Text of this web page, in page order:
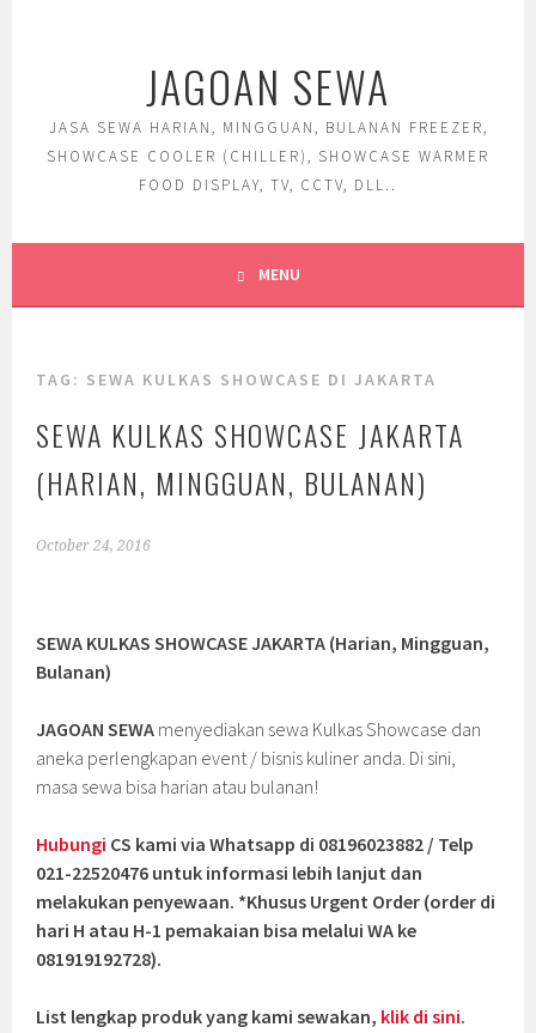
JAGOAN SEWA
JASA SEWA HARIAN, MINGGUAN, BULANAN FREEZER,
SHOWCASE COOLER (CHILLER), SHOWCASE WARMER
FOOD DISPLAY, TV, CCTV, DLL..
MENU
TAG: SEWA KULKAS SHOWCASE DI JAKARTA
SEWA KULKAS SHOWCASE JAKARTA
(HARIAN, MINGGUAN, BULANAN)
October 24, 2016
SEWA KULKAS SHOWCASE JAKARTA (Harian, Mingguan,
Bulanan)
JAGOAN SEWA menyediakan sewa Kulkas Showcase dan
aneka perlengkapan event / bisnis kuliner anda. Di sini,
masa sewa bisa harian atau bulanan!
Hubungi CS kami via Whatsapp di 08196023882 / Telp
021-22520476 untuk informasi lebih lanjut dan
melakukan penyewaan. *Khusus Urgent Order (order di
hari H atau H-1 pemakaian bisa melalui WA ke
081919192728).
List lengkap produk yang kami sewakan, klik di sini.